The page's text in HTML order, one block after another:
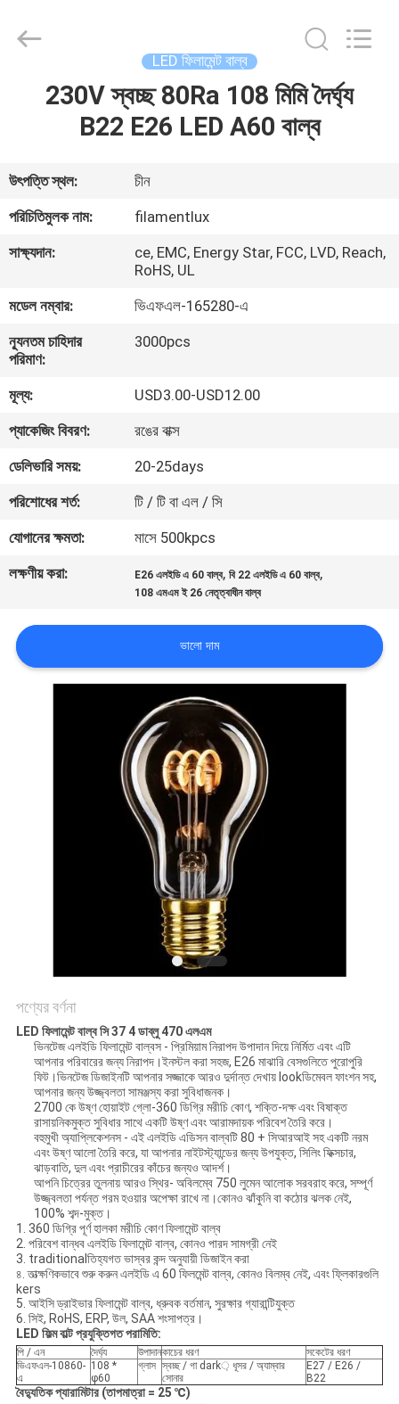
আমাদের
সম্পর্কে
কারখানা
ভ্রমণ
মান
নিয়ন্ত্রণ
যোগাযোগ
করুন
উদ্ধৃতির
আবেদন
Technology
LED ফিলামেন্ট বাল্ব
230V স্বচ্ছ 80Ra 108 মিমি দৈর্ঘ্য
B22 E26 LED A60 বাল্ব
উৎপত্তি স্থল:
চীন
পরিচিতিমুলক নাম:
filamentlux
সাক্ষ্যদান:
ce, EMC, Energy Star, FCC, LVD, Reach,
RoHS, UL
মডেল নম্বার:
ভিএফএল-165280-এ
ন্যূনতম চাহিদার
পরিমাণ:
3000pcs
মূল্য:
USD3.00-USD12.00
প্যাকেজিং বিবরণ:
রঙের বাক্স
ডেলিভারি সময়:
20-25days
পরিশোধের শর্ত:
টি / টি বা এল / সি
যোগানের ক্ষমতা:
মাসে 500kpcs
লক্ষণীয় করা:
E26 এলইডি এ 60 বাল্ব,বি 22 এলইডি এ 60 বাল্ব,
108 এমএম ই 26 নেতৃত্বাধীন বাল্ব
ভালো দাম
পণ্যের বর্ণনা
LED ফিলামেন্ট বাল্ব সি 37 4 ডাব্লু 470 এলএম
ভিনটেজ এলইডি ফিলামেন্ট বাল্বস - প্রিমিয়াম নিরাপদ উপাদান দিয়ে নির্মিত এবং এটি
আপনার পরিবারের জন্য নিরাপদ।ইনস্টল করা সহজ, E26 মাঝারি বেসগুলিতে পুরোপুরি
ফিট।ভিনটেজ ডিজাইনটি আপনার সজ্জাকে আরও দুর্দান্ত দেখায় lookডিমেবল ফাংশন সহ,
আপনার জন্য উজ্জ্বলতা সামঞ্জস্য করা সুবিধাজনক।
2700 কে উষ্ণ হোয়াইট গ্লো-360 ডিগ্রি মরীচি কোণ, শক্তি-দক্ষ এবং বিষাক্ত
রাসায়নিকমুক্ত সুবিধার সাথে একটি উষ্ণ এবং আরামদায়ক পরিবেশ তৈরি করে।
বহুমুখী অ্যাপ্লিকেশনস - এই এলইডি এডিসন বাল্বটি 80 + সিআরআই সহ একটি নরম
এবং উষ্ণ আলো তৈরি করে, যা আপনার নাইটস্ট্যান্ডের জন্য উপযুক্ত, সিলিং ফিক্সচার,
ঝাড়বাতি, দুল এবং প্রাচীরের কাঁচের জন্যও আদর্শ।
আপনি চিত্রের তুলনায় আরও স্থির- অবিলম্বে 750 লুমেন আলোক সরবরাহ করে, সম্পূর্ণ
উজ্জ্বলতা পর্যন্ত গরম হওয়ার অপেক্ষা রাখে না।কোনও ঝাঁকুনি বা কঠোর ঝলক নেই,
100% শব্দ-মুক্ত।
1. 360 ডিগ্রি পূর্ণ হালকা মরীচি কোণ ফিলামেন্ট বাল্ব
2. পরিবেশ বান্ধব এলইডি ফিলামেন্ট বাল্ব, কোনও পারদ সামগ্রী নেই
3. traditionalতিহ্যগত ভাস্বর কন্দ অনুযায়ী ডিজাইন করা
৪. তাত্ক্ষণিকভাবে শুরু করুন এলইডি এ 60 ফিলমেন্ট বাল্ব, কোনও বিলম্ব নেই, এবং ফ্লিকারগুলি
kers
5. আইসি ড্রাইভার ফিলামেন্ট বাল্ব, ধ্রুবক বর্তমান, সুরক্ষার গ্যারান্টিযুক্ত
6. সিই, RoHS, ERP, উল, SAA শংসাপত্র।
LED ফিল্ম বাল্ট প্রযুক্তিগত পরামিতি:
পি / এন দৈর্ঘ্য উপাদানকাচের ধরণ
সকেটের ধরণ
ভিএফএল-10860-
এ
108 *
φ60
গ্লাস স্বচ্ছ / গা dark় ধূসর / অ্যাম্বার
সোনার
E27 / E26 /
B22
বৈদ্যুতিক প্যারামিটার (তাপমাত্রা = 25 ℃)